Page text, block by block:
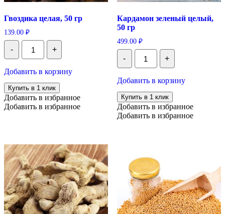
Гвоздика целая, 50 гр
139.00 ₽
-
Количество
Гвоздика
целая,
гр
+
Добавить в корзину
Купить в 1 клик
Добавить в избранное
Добавить в избранное
Кардамон зеленый целый,
50 гр
499.00 ₽
-
Количество
Кардамон
зеленый
50
гр
+
Добавить в корзину
Купить в 1 клик
Добавить в избранное
Добавить в избранное